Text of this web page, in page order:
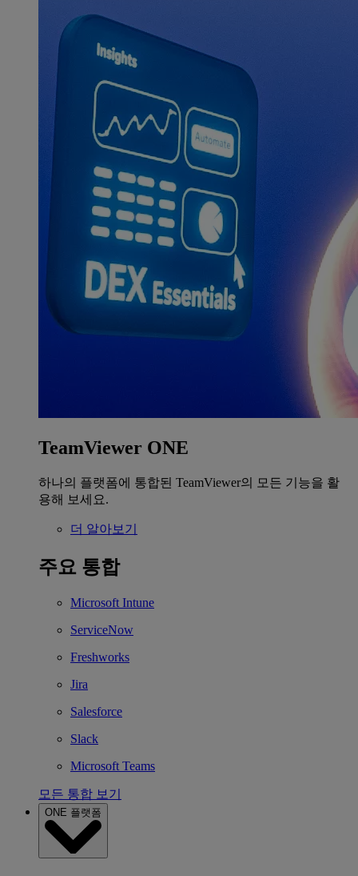
TeamViewer ONE
하나의 플랫폼에 통합된 TeamViewer의 모든 기능을 활
용해 보세요.
더 알아보기
주요 통합
Microsoft Intune
ServiceNow
Freshworks
Jira
Salesforce
Slack
Microsoft Teams
모든 통합 보기
ONE 플랫폼